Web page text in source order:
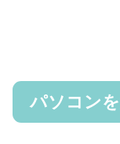
パソコン